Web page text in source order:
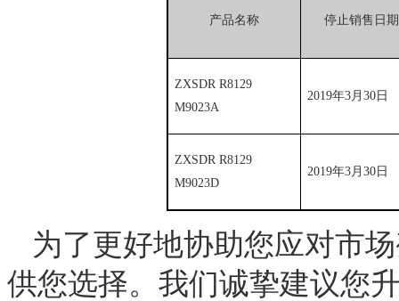
产品名称 停止销售日期
ZXSDR R8129
M9023A
2019年3月30 日
ZXSDR R8129
M9023D
2019年3月30 日
为了更好地协助您应对市
供您选择。我们诚挚建议您